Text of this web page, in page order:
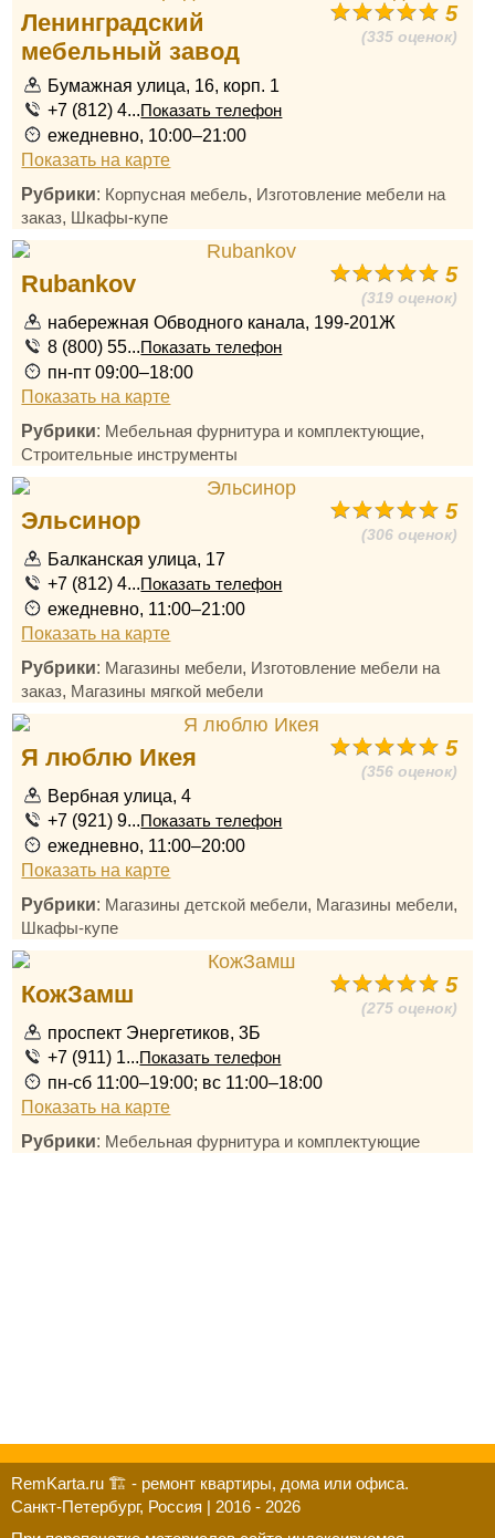
5
(335 оценок)
Ленинградский
мебельный завод
Бумажная улица, 16, корп. 1
+7 (812) 4...Показать телефон
ежедневно, 10:00–21:00
Показать на карте
Рубрики: Корпусная мебель, Изготовление мебели на
заказ, Шкафы-купе
5
(319 оценок)
Rubankov
набережная Обводного канала, 199-201Ж
8 (800) 55...Показать телефон
пн-пт 09:00–18:00
Показать на карте
Рубрики: Мебельная фурнитура и комплектующие,
Строительные инструменты
5
(306 оценок)
Эльсинор
Балканская улица, 17
+7 (812) 4...Показать телефон
ежедневно, 11:00–21:00
Показать на карте
Рубрики: Магазины мебели, Изготовление мебели на
заказ, Магазины мягкой мебели
5
(356 оценок)
Я люблю Икея
Вербная улица, 4
+7 (921) 9...Показать телефон
ежедневно, 11:00–20:00
Показать на карте
Рубрики: Магазины детской мебели, Магазины мебели,
Шкафы-купе
5
(275 оценок)
КожЗамш
проспект Энергетиков, 3Б
+7 (911) 1...Показать телефон
пн-сб 11:00–19:00; вс 11:00–18:00
Показать на карте
Рубрики: Мебельная фурнитура и комплектующие
RemKarta.ru 🏗️ - ремонт квартиры, дома или офиса.
Санкт-Петербург, Россия | 2016 - 2026